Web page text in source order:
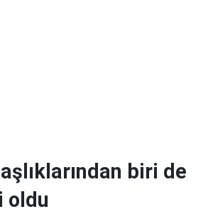
biri de
oldu